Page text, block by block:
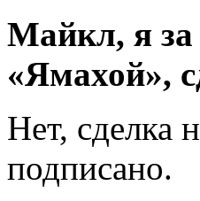
Майкл, я за
«Ямахой»,
Нет, сделка
подписано.